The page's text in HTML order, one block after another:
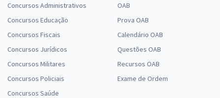
Concursos Administrativos
Concursos Educação
Concursos Fiscais
Concursos Jurídicos
Concursos Militares
Concursos Policiais
Concursos Saúde
OAB
Prova OAB
Calendário OAB
Questões OAB
Recursos OAB
Exame de Ordem